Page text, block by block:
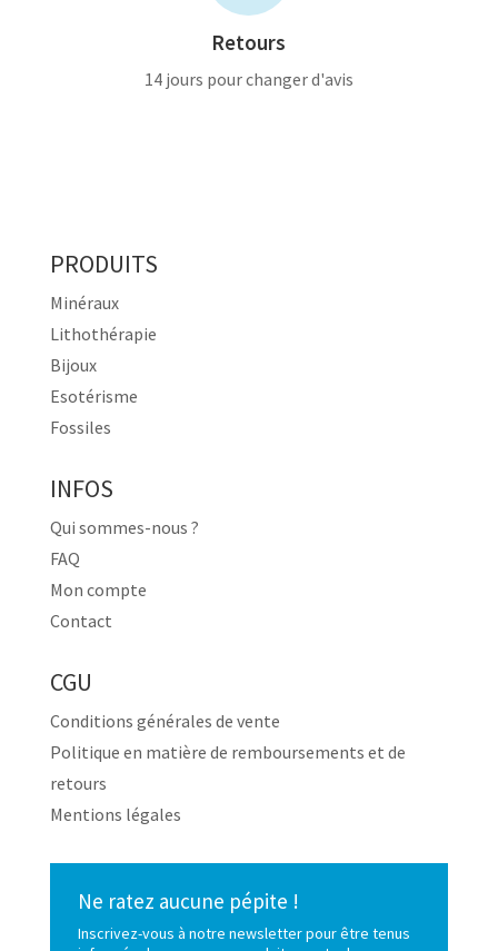
Retours
14 jours pour changer d'avis
PRODUITS
Minéraux
Lithothérapie
Bijoux
Esotérisme
Fossiles
INFOS
Qui sommes-nous ?
FAQ
Mon compte
Contact
CGU
Conditions générales de vente
Politique en matière de remboursements et de
retours
Mentions légales
Ne ratez aucune pépite !
Inscrivez-vous à notre newsletter pour être tenus